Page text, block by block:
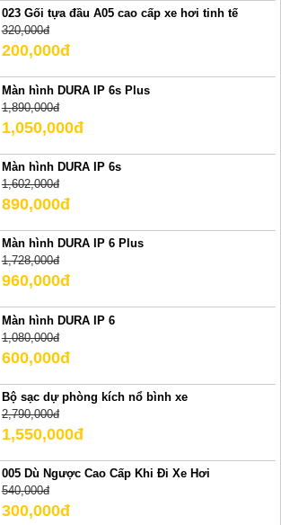
023 Gối tựa đầu A05 cao cấp xe hơi tinh tế
320,000đ
200,000đ
Màn hình DURA IP 6s Plus
1,890,000đ
1,050,000đ
Màn hình DURA IP 6s
1,602,000đ
890,000đ
Màn hình DURA IP 6 Plus
1,728,000đ
960,000đ
Màn hình DURA IP 6
1,080,000đ
600,000đ
Bộ sạc dự phòng kích nổ bình xe
2,790,000đ
1,550,000đ
005 Dù Ngược Cao Cấp Khi Đi Xe Hơi
540,000đ
300,000đ